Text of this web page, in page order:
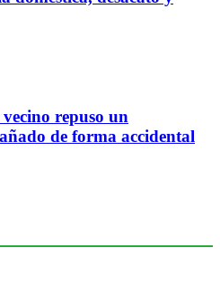
repuso un
de forma accidental